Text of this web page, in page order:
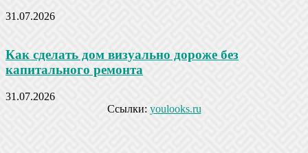
31.07.2026
Как сделать дом визуально дороже без
капитального ремонта
31.07.2026
Ссылки: youlooks.ru